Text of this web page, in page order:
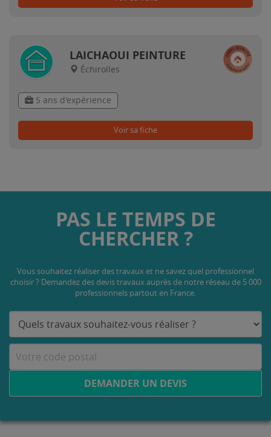
LAICHAOUI PEINTURE
Échirolles
5 ans d'expérience
Voir sa fiche
PAS LE TEMPS DE
CHERCHER ?
Vous souhaitez réaliser des travaux et ne savez quel professionnel
choisir ? Demandez des devis travaux auprès de notre réseau de 5 000
professionnels partout en France.
DEMANDER UN DEVIS